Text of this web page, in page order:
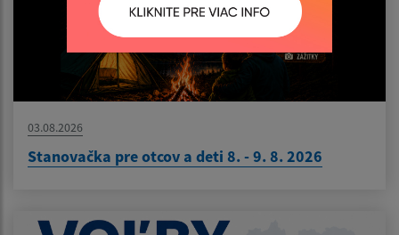
03.08.2026
Stanovačka pre otcov a deti 8. - 9. 8. 2026